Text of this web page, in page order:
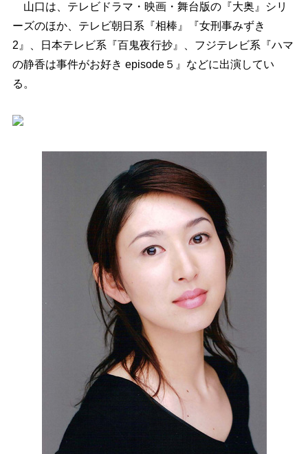
山口は、テレビドラマ・映画・舞台版の『大奥』シリ
ーズのほか、テレビ朝日系『相棒』『女刑事みずき
2』、日本テレビ系『百鬼夜行抄』、フジテレビ系『ハマ
の静香は事件がお好き episode５』などに出演してい
る。